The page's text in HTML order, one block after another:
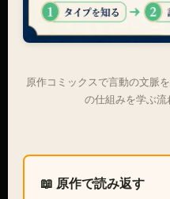
原作コミックスで言動の文脈
の仕組みを学ぶ流
📖 原作で読み返す